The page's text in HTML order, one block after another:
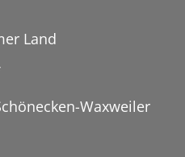
Land
Waxweiler